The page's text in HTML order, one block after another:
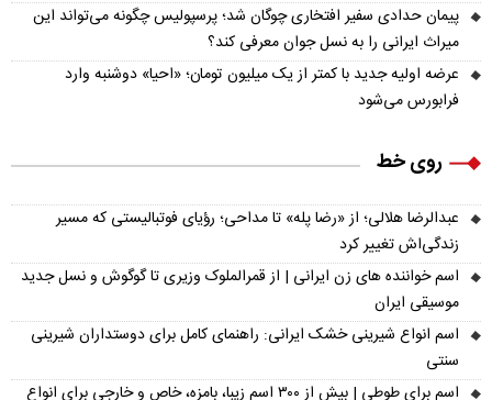
پیمان حدادی سفیر افتخاری چوگان شد؛ پرسپولیس چگونه می‌تواند این
میراث ایرانی را به نسل جوان معرفی کند؟
عرضه اولیه جدید با کمتر از یک میلیون تومان؛ «احیا» دوشنبه وارد
فرابورس می‌شود
روی خط
عبدالرضا هلالی؛ از «رضا پله» تا مداحی؛ رؤیای فوتبالیستی که مسیر
زندگی‌اش تغییر کرد
اسم خواننده های زن ایرانی | از قمرالملوک وزیری تا گوگوش و نسل جدید
موسیقی ایران
اسم انواع شیرینی خشک ایرانی: راهنمای کامل برای دوستداران شیرینی
سنتی
اسم برای طوطی | بیش از ۳۰۰ اسم زیبا، بامزه، خاص و خارجی برای انواع